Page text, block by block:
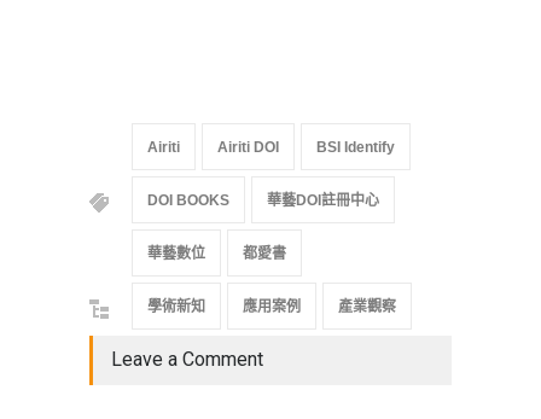
Airiti Airiti DOI BSI Identify
DOI BOOKS 華藝DOI註冊中心
華藝數位 都愛書
學術新知 應用案例 產業觀察
Leave a Comment